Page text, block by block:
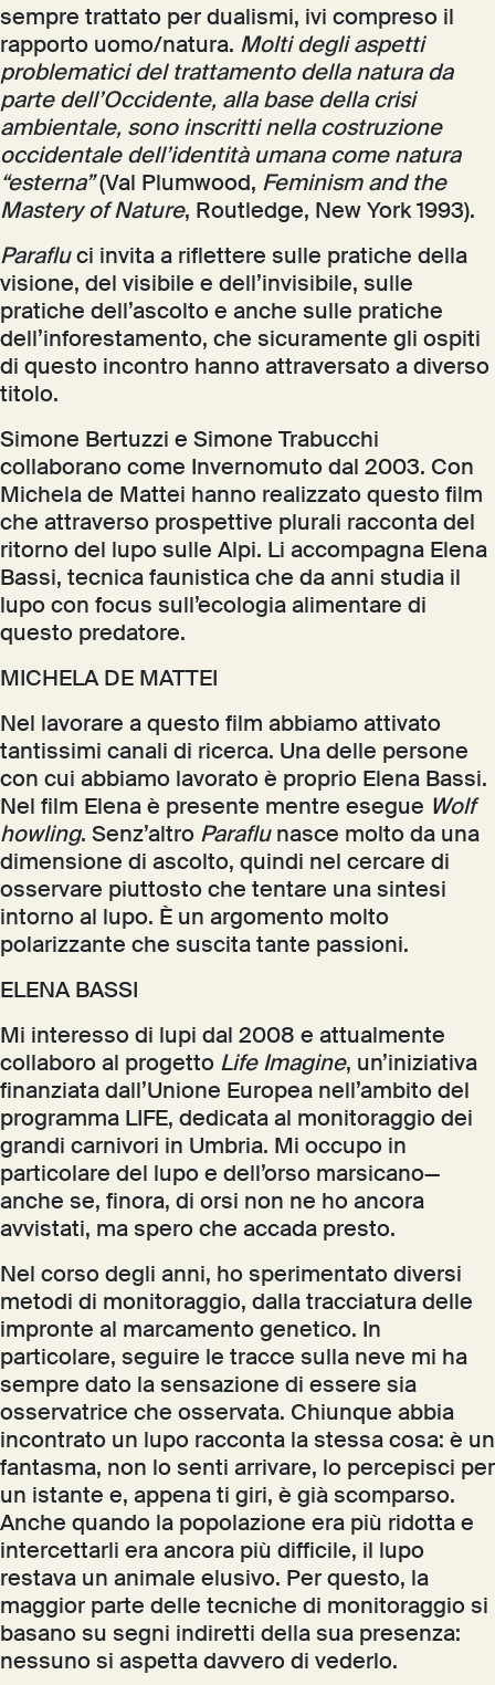
sempre trattato per dualismi, ivi compreso il
rapporto uomo/natura. Molti degli aspetti
problematici del trattamento della natura da
parte dell’Occidente, alla base della crisi
ambientale, sono inscritti nella costruzione
occidentale dell’identità umana come natura
“esterna”(Val Plumwood, Feminism and the
Mastery of Nature, Routledge, New York 1993).
Parafluci invita a riflettere sulle pratiche della
visione, del visibile e dell’invisibile, sulle
pratiche dell’ascolto e anche sulle pratiche
dell’inforestamento, che sicuramente gli ospiti
di questo incontro hanno attraversato a diverso
titolo.
Simone Bertuzzi e Simone Trabucchi
collaborano come Invernomuto dal 2003. Con
Michela de Mattei hanno realizzato questo film
che attraverso prospettive plurali racconta del
ritorno del lupo sulle Alpi. Li accompagna Elena
Bassi, tecnica faunistica che da anni studia il
lupo con focus sull’ecologia alimentare di
questo predatore.
MICHELA DE MATTEI
Nel lavorare a questo film abbiamo attivato
tantissimi canali di ricerca. Una delle persone
con cui abbiamo lavorato è proprio Elena Bassi.
Nel film Elena è presente mentre esegue Wolf
howling. Senz’altro Paraflunasce molto da una
dimensione di ascolto, quindi nel cercare di
osservare piuttosto che tentare una sintesi
intorno al lupo. È un argomento molto
polarizzante che suscita tante passioni.
ELENA BASSI
Mi interesso di lupi dal 2008 e attualmente
collaboro al progetto Life Imagine, un’iniziativa
finanziata dall’Unione Europea nell’ambito del
programma LIFE, dedicata al monitoraggio dei
grandi carnivori in Umbria. Mi occupo in
particolare del lupo e dell’orso marsicano—
anche se, finora, di orsi non ne ho ancora
avvistati, ma spero che accada presto.
Nel corso degli anni, ho sperimentato diversi
metodi di monitoraggio, dalla tracciatura delle
impronte al marcamento genetico. In
particolare, seguire le tracce sulla neve mi ha
sempre dato la sensazione di essere sia
osservatrice che osservata. Chiunque abbia
incontrato un lupo racconta la stessa cosa: è un
fantasma, non lo senti arrivare, lo percepisci per
un istante e, appena ti giri, è già scomparso.
Anche quando la popolazione era più ridotta e
intercettarli era ancora più difficile, il lupo
restava un animale elusivo. Per questo, la
maggior parte delle tecniche di monitoraggio si
basano su segni indiretti della sua presenza:
nessuno si aspetta davvero di vederlo.